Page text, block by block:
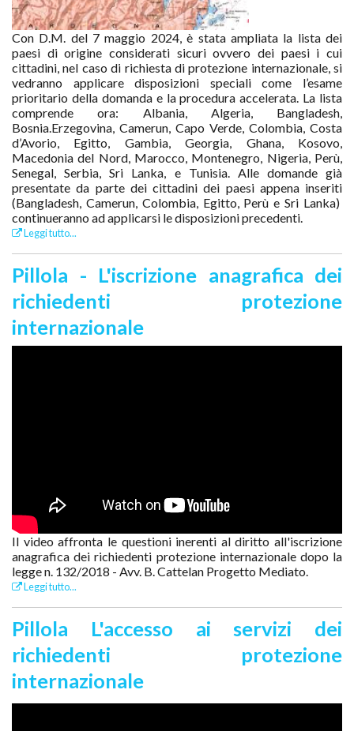
Con D.M. del 7 maggio 2024, è stata ampliata la lista dei
paesi di origine considerati sicuri ovvero dei paesi i cui
cittadini, nel caso di richiesta di protezione internazionale, si
vedranno applicare disposizioni speciali come l’esame
prioritario della domanda e la procedura accelerata. La lista
comprende ora: Albania, Algeria, Bangladesh,
Bosnia.Erzegovina, Camerun, Capo Verde, Colombia, Costa
d’Avorio, Egitto, Gambia, Georgia, Ghana, Kosovo,
Macedonia del Nord, Marocco, Montenegro, Nigeria, Perù,
Senegal, Serbia, Sri Lanka, e Tunisia. Alle domande già
presentate da parte dei cittadini dei paesi appena inseriti
(Bangladesh, Camerun, Colombia, Egitto, Perù e Sri Lanka)
continueranno ad applicarsi le disposizioni precedenti.
Leggi tutto...
Pillola - L'iscrizione anagrafica dei
richiedenti protezione
internazionale
Il video affronta le questioni inerenti al diritto all'iscrizione
anagrafica dei richiedenti protezione internazionale dopo la
legge n. 132/2018 - Avv. B. Cattelan Progetto Mediato.
Leggi tutto...
Pillola L'accesso ai servizi dei
richiedenti protezione
internazionale